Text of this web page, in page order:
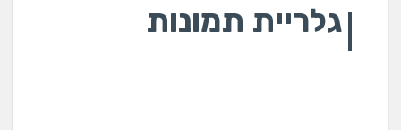
גלריית תמונות